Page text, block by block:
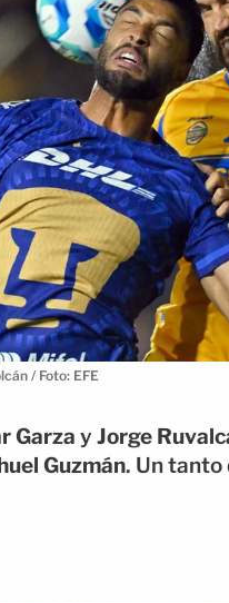
/ Foto: EFE
Garza y Jorge
Guzmán. Un tanto